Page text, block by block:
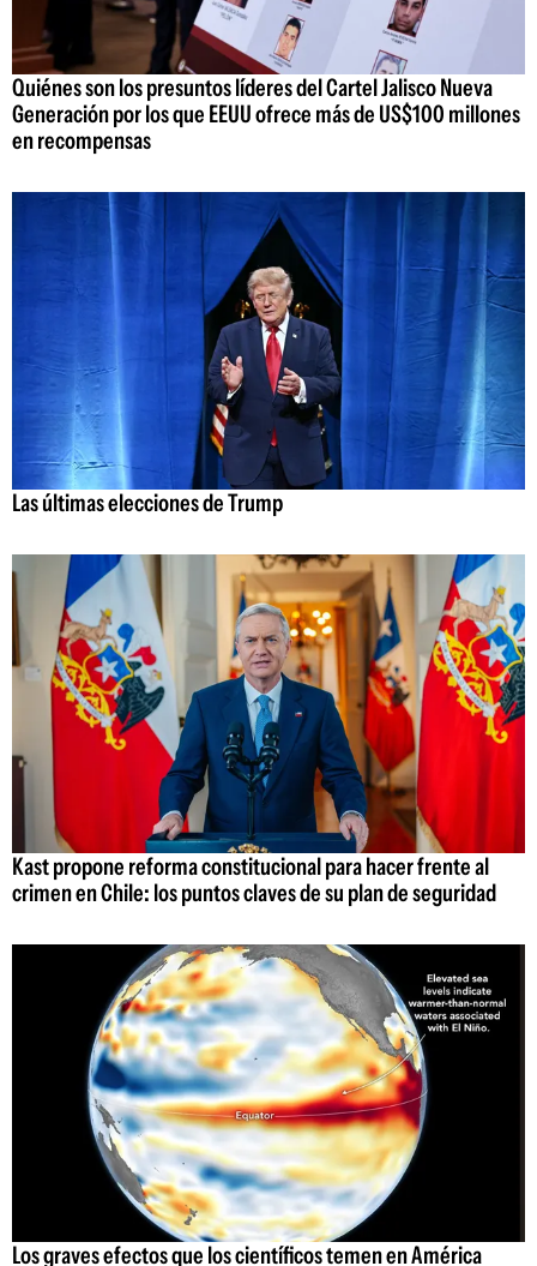
Quiénes son los presuntos líderes del Cartel Jalisco Nueva
Generación por los que EEUU ofrece más de US$100 millones
en recompensas
Las últimas elecciones de Trump
Kast propone reforma constitucional para hacer frente al
crimen en Chile: los puntos claves de su plan de seguridad
Los graves efectos que los científicos temen en América